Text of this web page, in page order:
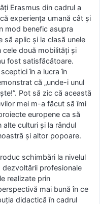
Erasmus din cadrul a
experiența umană cât și
mod benefic asupra
să aplic și la clasă unele
două mobilități și
fost satisfăcătoare.
în a lucra în
că „unde-i unul
Pot să zic că această
mei m-a făcut să îmi
europene ca să
culturi și la rândul
și altor popoare.
schimbări la nivelul
profesionale
realizate prin
mai bună în ce
didactică în cadrul